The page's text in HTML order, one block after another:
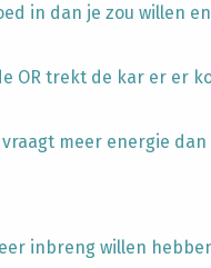
in dan je zou willen
OR trekt de kar er er
meer energie
inbreng willen